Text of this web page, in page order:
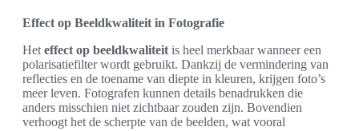
Effect op Beeldkwaliteit in Fotografie
Het effect op beeldkwaliteit is heel merkbaar wanneer een
polarisatiefilter wordt gebruikt. Dankzij de vermindering van
reflecties en de toename van diepte in kleuren, krijgen foto’s
meer leven. Fotografen kunnen details benadrukken die
anders misschien niet zichtbaar zouden zijn. Bovendien
verhoogt het de scherpte van de beelden, wat vooral